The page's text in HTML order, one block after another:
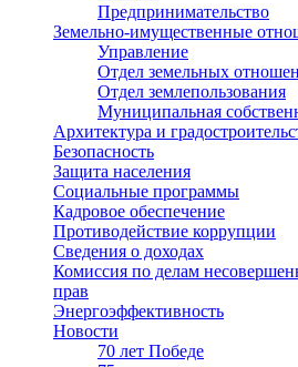
Предпринимательство
Земельно-имущественные
Управление
Отдел земельных
Отдел землепользования
Муниципальная
Архитектура и
Безопасность
Защита населения
Социальные программы
Кадровое обеспечение
Противодействие коррупции
Сведения о доходах
Комиссия по делам
прав
Энергоэффективность
Новости
70 лет Победе